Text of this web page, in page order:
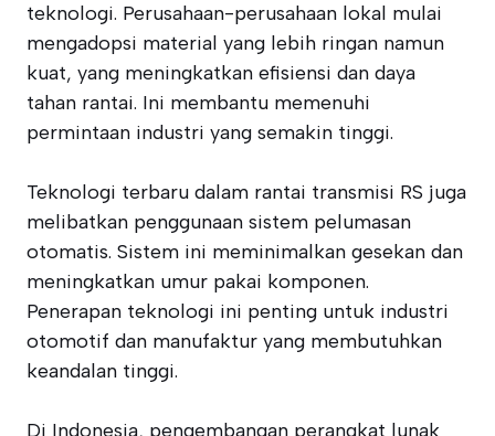
teknologi. Perusahaan-perusahaan lokal mulai
mengadopsi material yang lebih ringan namun
kuat, yang meningkatkan efisiensi dan daya
tahan rantai. Ini membantu memenuhi
permintaan industri yang semakin tinggi.
Teknologi terbaru dalam rantai transmisi RS juga
melibatkan penggunaan sistem pelumasan
otomatis. Sistem ini meminimalkan gesekan dan
meningkatkan umur pakai komponen.
Penerapan teknologi ini penting untuk industri
otomotif dan manufaktur yang membutuhkan
keandalan tinggi.
Di Indonesia, pengembangan perangkat lunak